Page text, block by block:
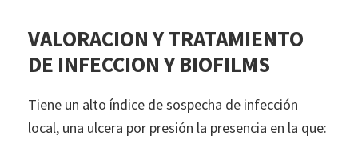
VALORACION Y TRATAMIENTO
DE INFECCION Y BIOFILMS
Tiene un alto índice de sospecha de infección
local, una ulcera por presión la presencia en la que: